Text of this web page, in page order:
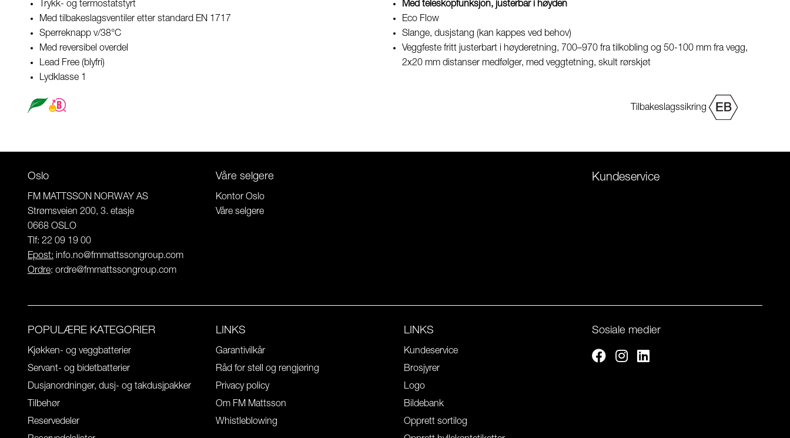
Trykk- og termostatstyrt
Med tilbakeslagsventiler etter standard EN 1717
Sperreknapp v/38°C
Med reversibel overdel
Lead Free (blyfri)
Lydklasse 1
Med teleskopfunksjon, justerbar i høyden
Eco Flow
Slange, dusjstang (kan kappes ved behov)
Veggfeste fritt justerbart i høyderetning, 700–970 fra tilkobling og 50-100 mm fra vegg,
2x20 mm distanser medfølger, med veggtetning, skult rørskjøt
Tilbakeslagssikring
Oslo
FM MATTSSON NORWAY AS
Strømsveien 200, 3. etasje
0668 OSLO
Tlf: 22 09 19 00
Epost: info.no@fmmattssongroup.com
Ordre: ordre@fmmattssongroup.com
Våre selgere
Kontor Oslo
Våre selgere
Kundeservice
POPULÆRE KATEGORIER
Kjøkken- og veggbatterier
Servant- og bidetbatterier
Dusjanordninger, dusj- og takdusjpakker
Tilbehør
Reservedeler
LINKS
Garantivilkår
Råd for stell og rengjøring
Privacy policy
Om FM Mattsson
Whistleblowing
LINKS
Kundeservice
Brosjyrer
Logo
Bildebank
Opprett sortilog
Sosiale medier
FacebookInstagram